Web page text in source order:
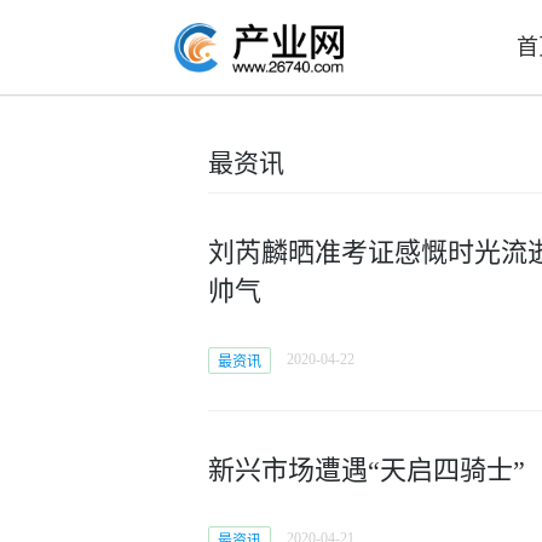
最资讯
刘芮麟晒准考证感慨时光流
帅气
最资讯 2020-04-22
新兴市场遭遇“天启四骑士”
2020-04-21